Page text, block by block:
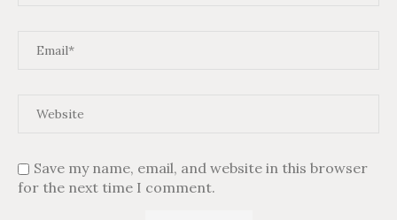
Save my name, email, and website in this browser
for the next time I comment.